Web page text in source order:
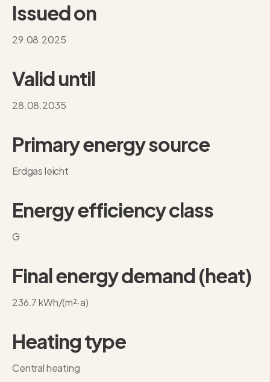
Issued on
29.08.2025
Valid until
28.08.2035
Primary energy source
Erdgas leicht
Energy efficiency class
G
Final energy demand (heat)
236.7 kWh/(m²·a)
Heating type
Central heating